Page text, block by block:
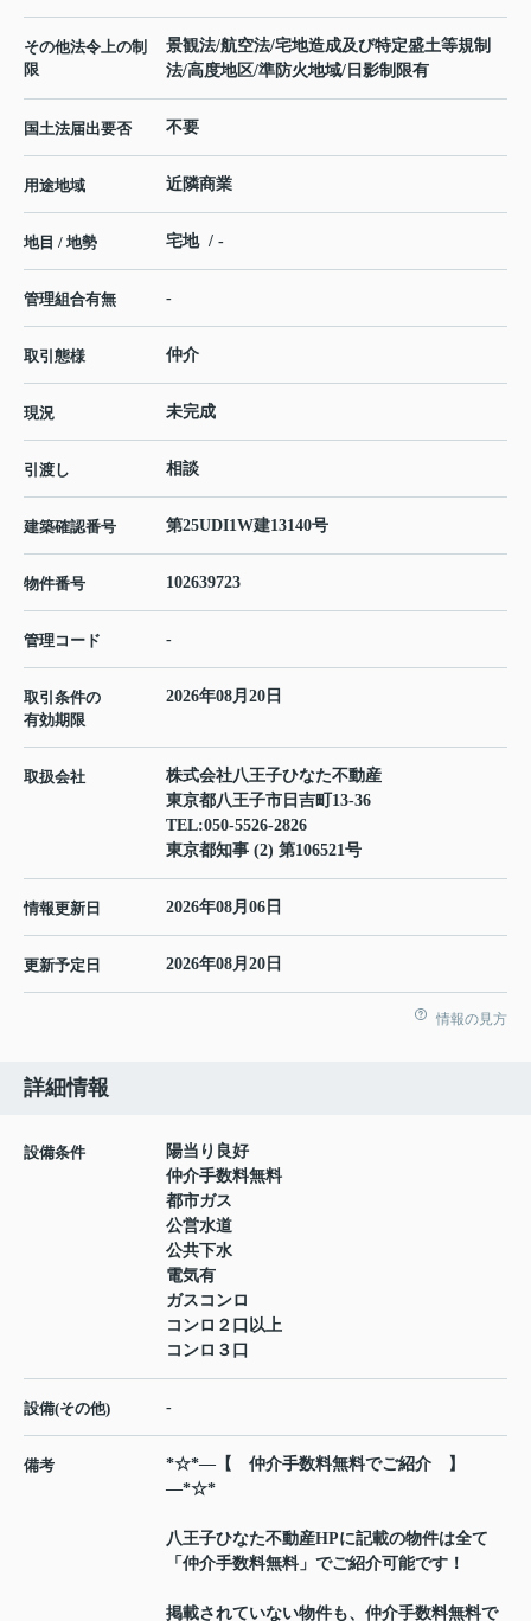
その他法令上の制
限
景観法/航空法/宅地造成及び特定盛土等規制
法/高度地区/準防火地域/日影制限有
国土法届出要否 不要
用途地域 近隣商業
地目 / 地勢 宅地 / -
管理組合有無 -
取引態様 仲介
現況 未完成
引渡し 相談
建築確認番号 第25UDI1W建13140号
物件番号 102639723
管理コード -
取引条件の
有効期限
2026年08月20日
取扱会社
株式会社八王子ひなた不動産
東京都八王子市日吉町13-36
TEL:050-5526-2826
東京都知事 (2) 第106521号
情報更新日 2026年08月06日
更新予定日 2026年08月20日
情報の見方
詳細情報
設備条件
陽当り良好
仲介手数料無料
都市ガス
公営水道
公共下水
電気有
ガスコンロ
コンロ２口以上
コンロ３口
設備(その他) -
備考
*☆*―【 仲介手数料無料でご紹介 】
―*☆*
八王子ひなた不動産HPに記載の物件は全て
「仲介手数料無料」でご紹介可能です！
掲載されていない物件も、仲介手数料無料で